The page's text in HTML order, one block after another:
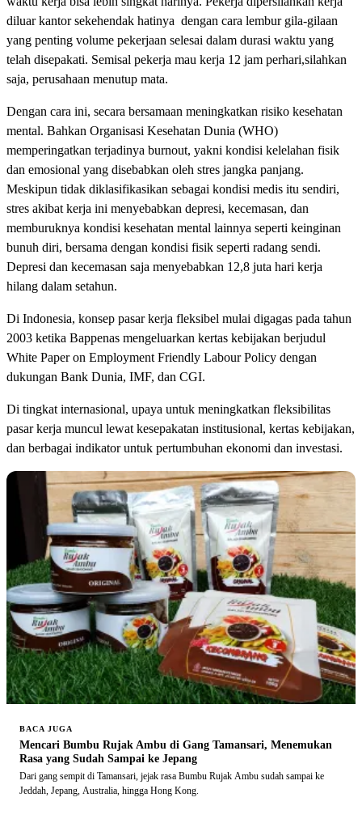
diluar kantor sekehendak hatinya dengan cara lembur gila-gilaan
yang penting volume pekerjaan selesai dalam durasi waktu yang
telah disepakati. Semisal pekerja mau kerja 12 jam perhari,silahkan
saja, perusahaan menutup mata.
Dengan cara ini, secara bersamaan meningkatkan risiko kesehatan
mental. Bahkan Organisasi Kesehatan Dunia (WHO)
memperingatkan terjadinya burnout, yakni kondisi kelelahan fisik
dan emosional yang disebabkan oleh stres jangka panjang.
Meskipun tidak diklasifikasikan sebagai kondisi medis itu sendiri,
stres akibat kerja ini menyebabkan depresi, kecemasan, dan
memburuknya kondisi kesehatan mental lainnya seperti keinginan
bunuh diri, bersama dengan kondisi fisik seperti radang sendi.
Depresi dan kecemasan saja menyebabkan 12,8 juta hari kerja
hilang dalam setahun.
Di Indonesia, konsep pasar kerja fleksibel mulai digagas pada tahun
2003 ketika Bappenas mengeluarkan kertas kebijakan berjudul
White Paper on Employment Friendly Labour Policy dengan
dukungan Bank Dunia, IMF, dan CGI.
Di tingkat internasional, upaya untuk meningkatkan fleksibilitas
pasar kerja muncul lewat kesepakatan institusional, kertas kebijakan,
dan berbagai indikator untuk pertumbuhan ekonomi dan investasi.
BACA JUGA
Mencari Bumbu Rujak Ambu di Gang Tamansari, Menemukan
Rasa yang Sudah Sampai ke Jepang
Dari gang sempit di Tamansari, jejak rasa Bumbu Rujak Ambu sudah sampai ke
Jeddah, Jepang, Australia, hingga Hong Kong.